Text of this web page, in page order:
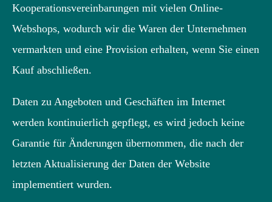
Kooperationsvereinbarungen mit vielen Online-
Webshops, wodurch wir die Waren der Unternehmen
vermarkten und eine Provision erhalten, wenn Sie einen
Kauf abschließen.
Daten zu Angeboten und Geschäften im Internet
werden kontinuierlich gepflegt, es wird jedoch keine
Garantie für Änderungen übernommen, die nach der
letzten Aktualisierung der Daten der Website
implementiert wurden.